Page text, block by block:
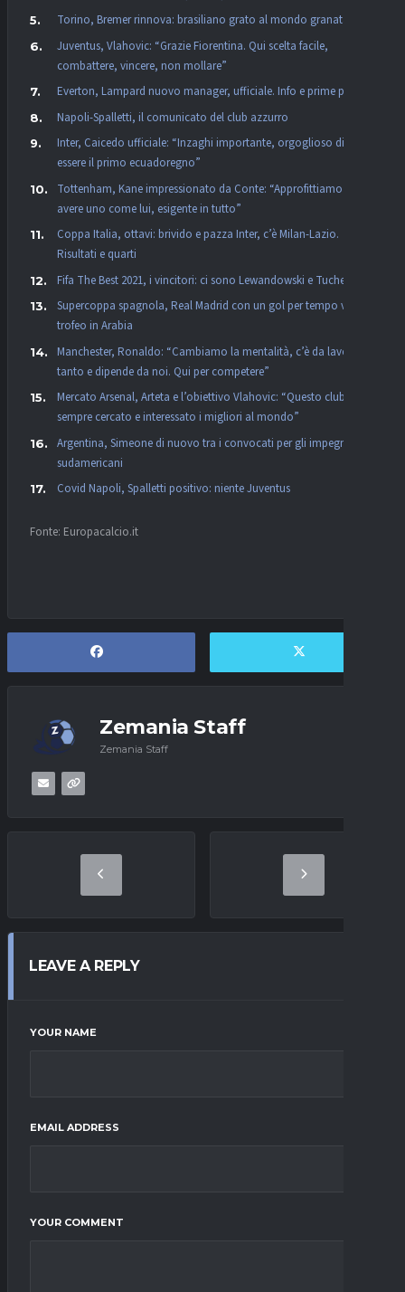
Torino, Bremer rinnova: brasiliano grato al mondo granata
Juventus, Vlahovic: “Grazie Fiorentina. Qui scelta facile,
combattere, vincere, non mollare”
Everton, Lampard nuovo manager, ufficiale. Info e prime parole
Napoli-Spalletti, il comunicato del club azzurro
Inter, Caicedo ufficiale: “Inzaghi importante, orgoglioso di
essere il primo ecuadoregno”
Tottenham, Kane impressionato da Conte: “Approfittiamo di
avere uno come lui, esigente in tutto”
Coppa Italia, ottavi: brivido e pazza Inter, c’è Milan-Lazio.
Risultati e quarti
Fifa The Best 2021, i vincitori: ci sono Lewandowski e Tuchel
Supercoppa spagnola, Real Madrid con un gol per tempo vince il
trofeo in Arabia
Manchester, Ronaldo: “Cambiamo la mentalità, c’è da lavorare
tanto e dipende da noi. Qui per competere”
Mercato Arsenal, Arteta e l’obiettivo Vlahovic: “Questo club ha
sempre cercato e interessato i migliori al mondo”
Argentina, Simeone di nuovo tra i convocati per gli impegni
sudamericani
Covid Napoli, Spalletti positivo: niente Juventus
Fonte: Europacalcio.it
Zemania Staff
Zemania Staff
LEAVE A REPLY
YOUR NAME
EMAIL ADDRESS
YOUR COMMENT